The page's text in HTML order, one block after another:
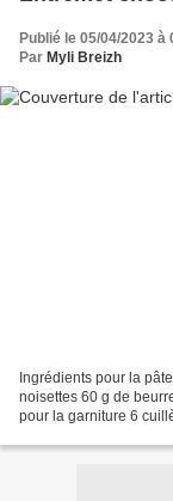
Publié le 05/04/2023 à
Par Myli Breizh
Ingrédients pour la
noisettes 60 g de
pour la garniture 6